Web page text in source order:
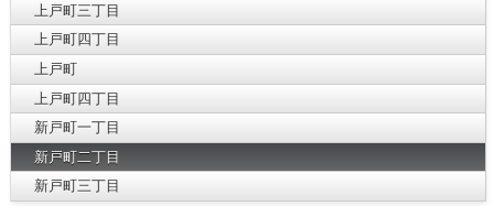
上戸町三丁目
上戸町四丁目
上戸町
上戸町四丁目
新戸町一丁目
新戸町二丁目
新戸町三丁目